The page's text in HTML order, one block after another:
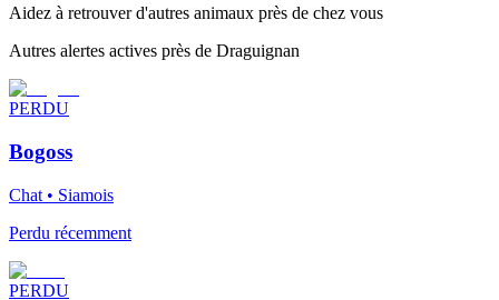
Aidez à retrouver d'autres animaux près de chez vous
Autres alertes actives près de Draguignan
PERDU
Bogoss
Chat • Siamois
Perdu récemment
PERDU